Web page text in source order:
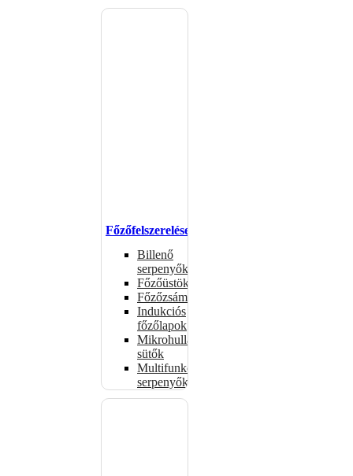
Főzőfelszerelések
Billenő
serpenyők
Főzőüstök
Főzőzsámolyok
Indukciós
főzőlapok
Mikrohullámú
sütők
Multifunkciós
serpenyők